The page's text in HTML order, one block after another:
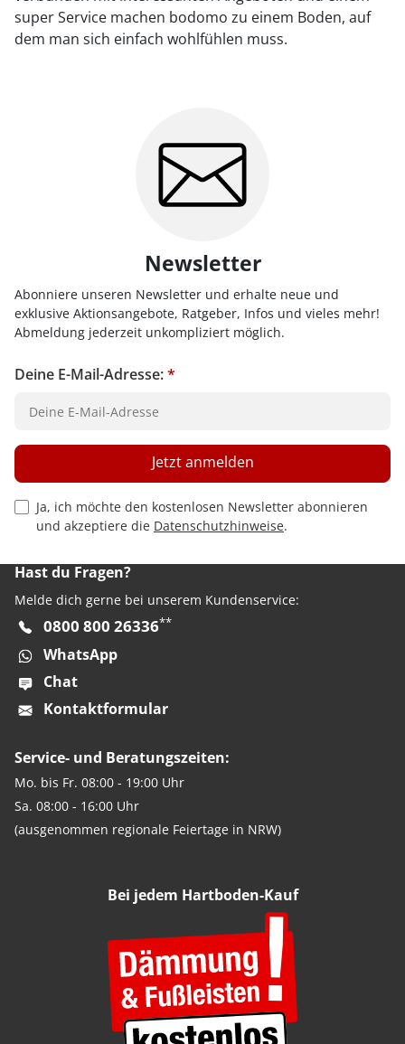
super Service machen bodomo zu einem Boden, auf
dem man sich einfach wohlfühlen muss.
Newsletter
Abonniere unseren Newsletter und erhalte neue und
exklusive Aktionsangebote, Ratgeber, Infos und vieles mehr!
Abmeldung jederzeit unkompliziert möglich.
Deine E-Mail-Adresse:*
Privacy Policy Checkbox
Ja, ich möchte den kostenlosen Newsletter abonnieren
und akzeptiere die Datenschutzhinweise.
Jetzt anmelden
Hast du Fragen?
Melde dich gerne bei unserem Kundenservice:
0800 800 26336**
WhatsApp
Chat
Kontaktformular
Service- und Beratungszeiten:
Mo. bis Fr. 08:00 - 19:00 Uhr
Sa. 08:00 - 16:00 Uhr
(ausgenommen regionale Feiertage in NRW)
Bei jedem Hartboden-Kauf